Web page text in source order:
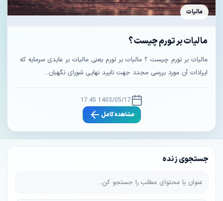
جستجوی زنده
مالیات
مالیات بر تورم چیست ؟
مالیات بر تورم چیست ؟ مالیات بر تورم یعنی مالیات بر عایدی سرمایه که
ایرادات آن مورد بررسی مجدد جهت تایید نهایی شورای نگهبان...
1403/05/17 17:45
مشاهده کامل